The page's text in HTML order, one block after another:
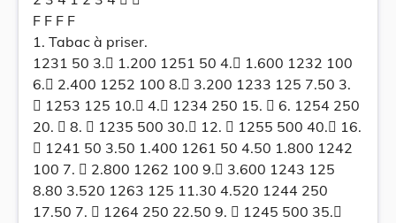
F F F F
1. Tabac à priser.
1231 50 3. 1.200 1251 50 4. 1.600 1232 100
6. 2.400 1252 100 8. 3.200 1233 125 7.50 3.
 1253 125 10. 4. 1234 250 15.  6. 1254 250
20.  8.  1235 500 30. 12.  1255 500 40. 16.
 1241 50 3.50 1.400 1261 50 4.50 1.800 1242
100 7.  2.800 1262 100 9. 3.600 1243 125
8.80 3.520 1263 125 11.30 4.520 1244 250
17.50 7.  1264 250 22.50 9.  1245 500 35.